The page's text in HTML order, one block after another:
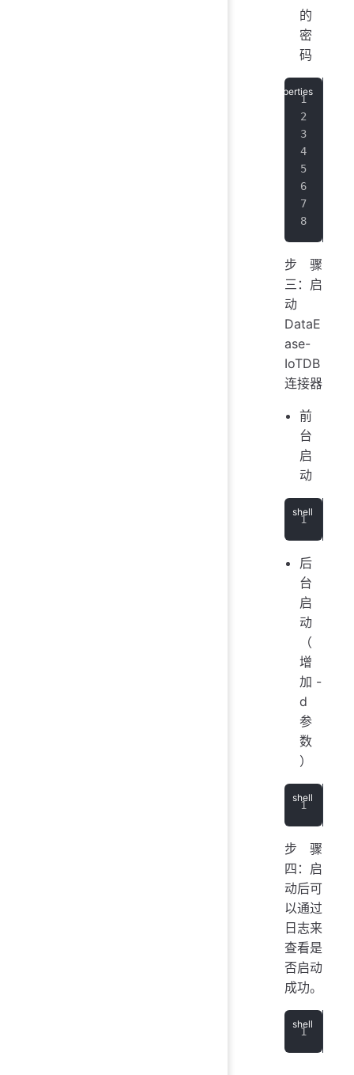
的
密
码
步骤
三：启
动
DataE
ase-
IoTDB
连接器
前
台
启
动
后
台
启
动
（
增
加 -
d
参
数
）
步骤
四：启
动后可
以通过
日志来
查看是
否启动
成功。